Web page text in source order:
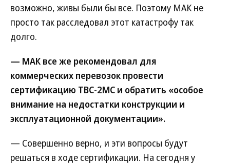
возможно, живы были бы все. Поэтому МАК не
просто так расследовал этот катастрофу так
долго.
— МАК все же рекомендовал для
коммерческих перевозок провести
сертификацию ТВС-2МС и обратить «особое
внимание на недостатки конструкции и
эксплуатационной документации».
— Совершенно верно, и эти вопросы будут
решаться в ходе сертификации. На сегодня у